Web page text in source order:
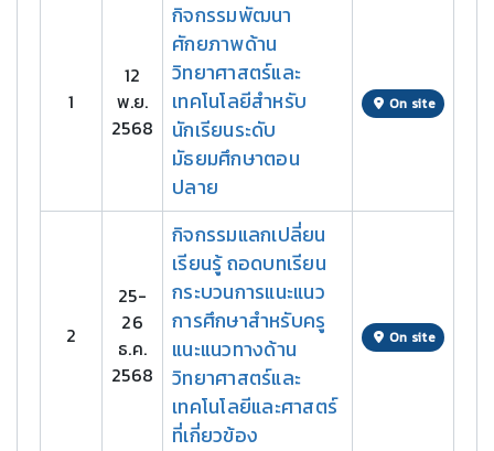
1
12
พ.ย.
2568
กิจกรรมพัฒนา
ศักยภาพด้าน
วิทยาศาสตร์และ
เทคโนโลยีสำหรับ
นักเรียนระดับ
มัธยมศึกษาตอน
ปลาย
On site
2
25-
26
ธ.ค.
2568
กิจกรรมแลกเปลี่ยน
เรียนรู้ ถอดบทเรียน
กระบวนการแนะแนว
การศึกษาสำหรับครู
แนะแนวทางด้าน
วิทยาศาสตร์และ
เทคโนโลยีและศาสตร์
ที่เกี่ยวข้อง
On site